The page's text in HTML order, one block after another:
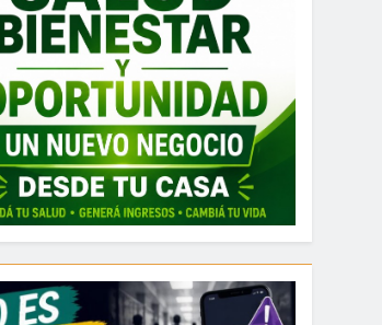
tipo de fuego al aire libre,
turísticas, campos,
las tipifica en leves, graves y
de multa.